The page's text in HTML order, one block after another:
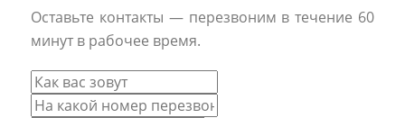
Оставьте контакты — перезвоним в течение 60
минут в рабочее время.